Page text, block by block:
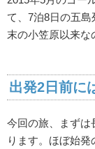
て、7泊8日の五
末の小笠原以来な
出発2日前に
今回の旅、まずは
ります。ほぼ始